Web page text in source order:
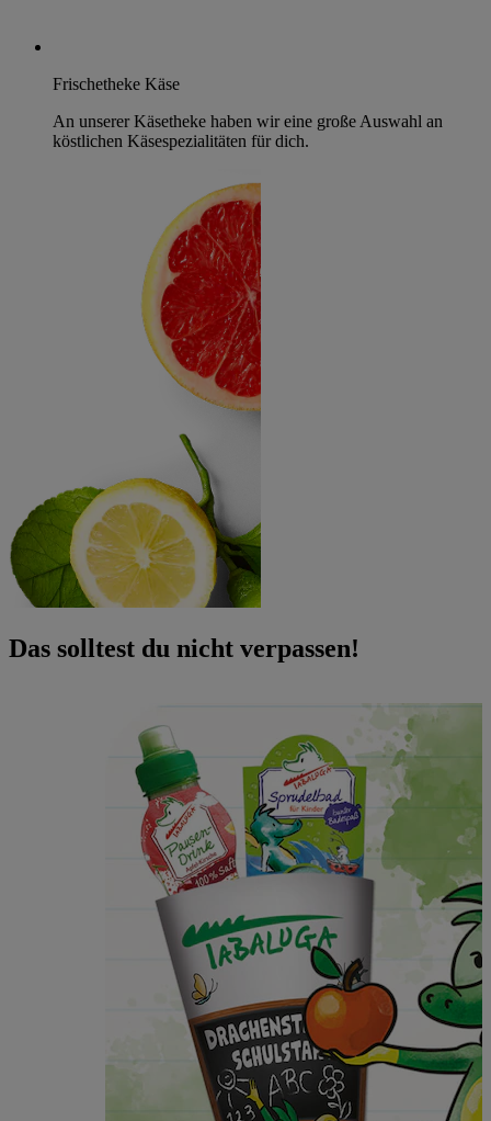
Frischetheke Käse
An unserer Käsetheke haben wir eine große Auswahl an
köstlichen Käsespezialitäten für dich.
Das solltest du nicht verpassen!